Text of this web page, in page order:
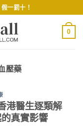
一罰十！
0
壓藥
港醫生逐類解
真實影響